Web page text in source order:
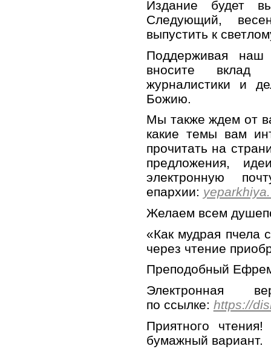
Издание будет
Следующий,
выпустить к
Поддерживая наш
вносите вклад
журналистики и
Божию.
Мы также ждем от
какие темы вам
прочитать на
предложения,
электронную
епархии:
Желаем всем
«Как мудрая пчела
через чтение
Преподобный
Электронная
по ссылке: https://
Приятного
бумажный вариант.